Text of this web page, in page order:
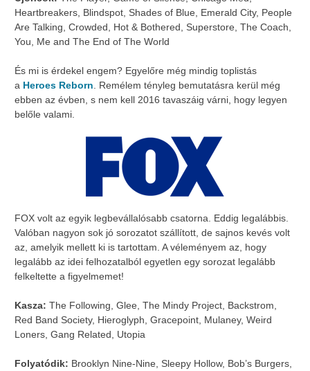
Heartbreakers, Blindspot, Shades of Blue, Emerald City, People
Are Talking, Crowded, Hot & Bothered, Superstore, The Coach,
You, Me and The End of The World
És mi is érdekel engem? Egyelőre még mindig toplistás
a Heroes Reborn. Remélem tényleg bemutatásra kerül még
ebben az évben, s nem kell 2016 tavaszáig várni, hogy legyen
belőle valami.
FOX volt az egyik legbevállalósabb csatorna. Eddig legalábbis.
Valóban nagyon sok jó sorozatot szállított, de sajnos kevés volt
az, amelyik mellett ki is tartottam. A véleményem az, hogy
legalább az idei felhozatalból egyetlen egy sorozat legalább
felkeltette a figyelmemet!
Kasza: The Following, Glee, The Mindy Project, Backstrom,
Red Band Society, Hieroglyph, Gracepoint, Mulaney, Weird
Loners, Gang Related, Utopia
Folyatódik: Brooklyn Nine-Nine, Sleepy Hollow, Bob’s Burgers,